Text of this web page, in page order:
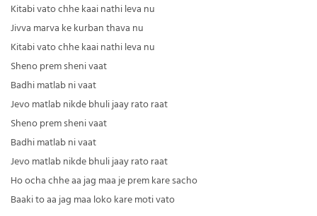
Kitabi vato chhe kaai nathi leva nu
Jivva marva ke kurban thava nu
Kitabi vato chhe kaai nathi leva nu
Sheno prem sheni vaat
Badhi matlab ni vaat
Jevo matlab nikde bhuli jaay rato raat
Sheno prem sheni vaat
Badhi matlab ni vaat
Jevo matlab nikde bhuli jaay rato raat
Ho ocha chhe aa jag maa je prem kare sacho
Baaki to aa jag maa loko kare moti vato